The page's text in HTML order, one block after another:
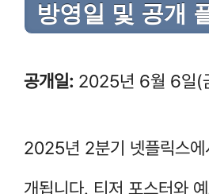
방영일 및 공개
공개일: 2025년 6월 6일(
2025년 2분기 넷플릭스에
개됩니다. 티저 포스터와